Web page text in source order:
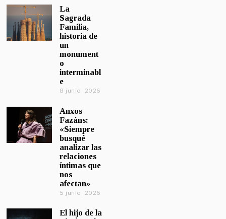
La
Sagrada
Familia,
historia de
un
monument
o
interminabl
e
8 junio, 2026
Anxos
Fazáns:
«Siempre
busqué
analizar las
relaciones
íntimas que
nos
afectan»
5 junio, 2026
El hijo de la